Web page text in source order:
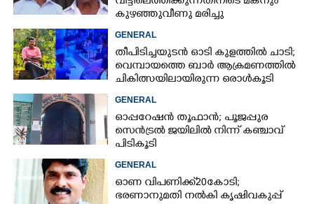
കുഴഞ്ഞുവീണു മരിച്ചു
GENERAL
തീപിടിച്ചയുടൻ ഓടി കുളത്തിൽ ചാടി;
വെമ്പായത്തെ ബാർ ആക്രമണത്തിൽ
ചികിത്സയിലായിരുന്ന ഒരാൾകൂടി
മരിച്ചു
GENERAL
ഓപ്പറേഷൻ തൂഫാൻ; പൂജപ്പുര
സെൻട്രൽ ജയിലിൽ നിന്ന് കഞ്ചാവ്
പിടികൂടി
GENERAL
ഓണ വിപണിക്ക് 20കോടി;
ഭരണാനുമതി നൽകി കൃഷിവകുപ്പ്